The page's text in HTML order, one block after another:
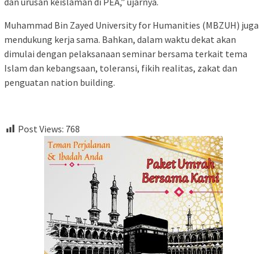
Muhammad Bin Zayed University for Humanities (MBZUH) juga
mendukung kerja sama. Bahkan, dalam waktu dekat akan
dimulai dengan pelaksanaan seminar bersama terkait tema
Islam dan kebangsaan, toleransi, fikih realitas, zakat dan
penguatan nation building.
Post Views: 768